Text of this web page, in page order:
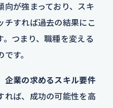
向が強まっており、スキ
チすれば過去の結果にこ
つまり、職種を変える
す。
企業の求めるスキル要件
れば、成功の可能性を高